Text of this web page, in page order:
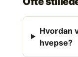
Hvordan
hvepse?